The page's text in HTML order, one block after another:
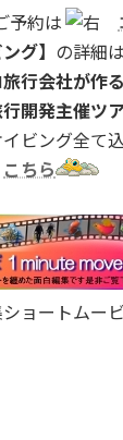
予約は
グ】 の詳細は
行会社が作
開発主催ツ
ビング全て
こちら
ョートムー